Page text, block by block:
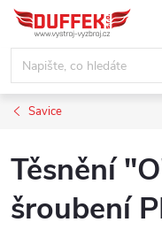
Přejít
obsah
Savice
Těsnění
šroubení